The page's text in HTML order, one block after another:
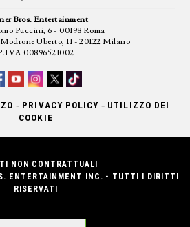
Bros. Entertainment
Puccini, 6 - 00198 Roma
Uberto, 11 - 20122 Milano
00896521002
- PRIVACY POLICY - UTILIZZO DEI
COOKIE
NON CONTRATTUALI
ENTERTAINMENT INC. - TUTTI I DIRITTI
RISERVATI